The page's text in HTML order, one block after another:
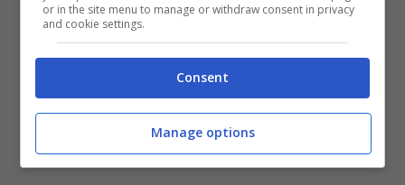
or in the site menu to manage or withdraw consent in privacy
and cookie settings.
Consent
Manage options